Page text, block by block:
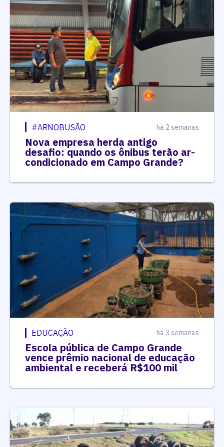
#ARNOBUSÃO há 2 semanas
Nova empresa herda antigo
desafio: quando os ônibus terão ar-
condicionado em Campo Grande?
EDUCAÇÃO há 3 semanas
Escola pública de Campo Grande
vence prêmio nacional de educação
ambiental e receberá R$100 mil